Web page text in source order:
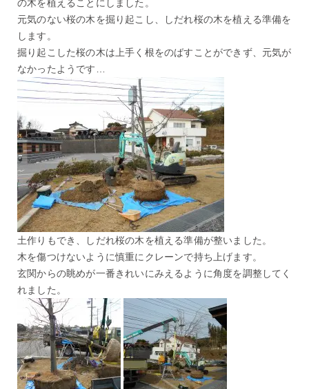
の木を植えることにしました。
元気のない桜の木を掘り起こし、しだれ桜の木を植える準備を
します。
掘り起こした桜の木は上手く根をのばすことができず、元気が
なかったようです…
土作りもでき、しだれ桜の木を植える準備が整いました。
木を傷つけないように慎重にクレーンで持ち上げます。
玄関からの眺めが一番きれいにみえるように角度を調整してく
れました。